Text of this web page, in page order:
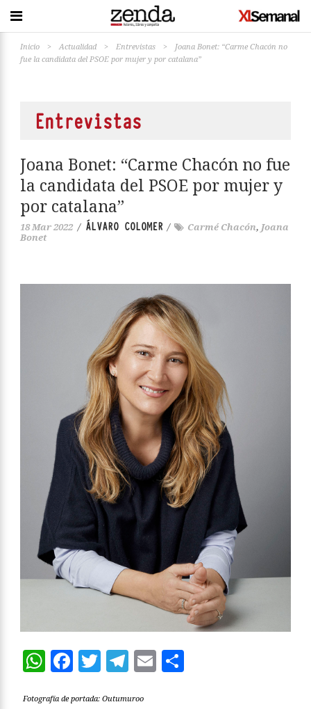
Inicio > Actualidad > Entrevistas >
Joana Bonet: “Carme Chacón no
fue la candidata del PSOE por mujer y por catalana”
Entrevistas
Joana Bonet: “Carme Chacón no fue
la candidata del PSOE por mujer y
por catalana”
18 Mar 2022 / ÁLVARO COLOMER / Carmé Chacón, Joana
Bonet
WhatsApp
Facebook
Twitter
Telegram
Email
Fotografía de portada: Outumuroo